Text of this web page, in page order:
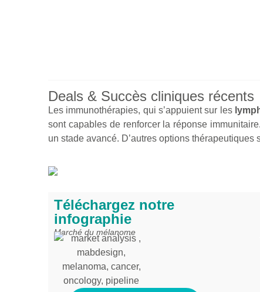
Deals & Succès cliniques récents
Les immunothérapies, qui s’appuient sur les
sont capables de renforcer la réponse
un stade avancé. D’autres options
Téléchargez notre
infographie
Marché du mélanome